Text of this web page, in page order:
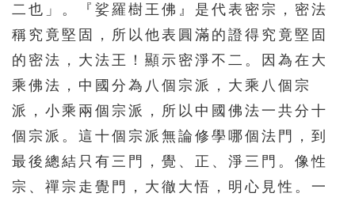
二也」。『娑羅樹王佛』是代表密宗，密法
稱究竟堅固，所以他表圓滿的證得究竟堅固
的密法，大法王！顯示密淨不二。因為在大
乘佛法，中國分為八個宗派，大乘八個宗
派，小乘兩個宗派，所以中國佛法一共分十
個宗派。這十個宗派無論修學哪個法門，到
最後總結只有三門，覺、正、淨三門。像性
宗、禪宗走覺門，大徹大悟，明心見性。一